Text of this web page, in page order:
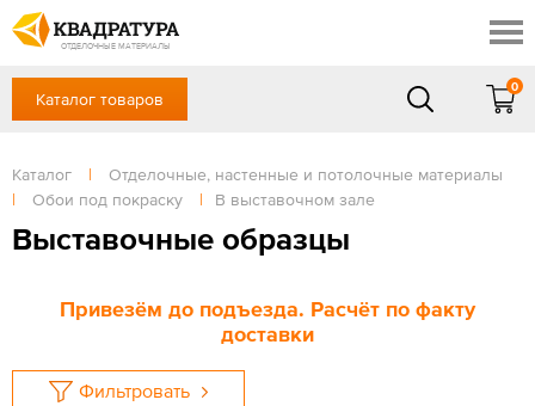
ОТДЕЛОЧНЫЕ МАТЕРИАЛЫ
Профи
Доставка и оплата
Готовые решения
Акции
Отзывы
+7 (391) 222-30-37
Сб, Вс — выходной
ЗАКАЗАТЬ ЗВОНОК
Вход / Регистрация
Каталог товаров
0
Каталог |
Отделочные, настенные и потолочные материалы
|
Обои под покраску | В выставочном зале
Выставочные образцы
Привезём до подъезда. Расчёт по факту
доставки
Фильтровать